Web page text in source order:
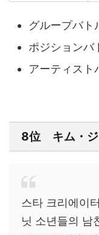
グループバト
ポジションバ
アーティスト
8位 キム・ジ
스타 크리에이
닛 소년들의 남